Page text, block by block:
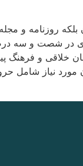
روزنامه و
در شصت و سه
خلاقی و فرهنگ
نیاز شامل